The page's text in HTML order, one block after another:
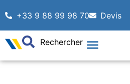
+33 9 88 99 98 70 Devis
Rechercher